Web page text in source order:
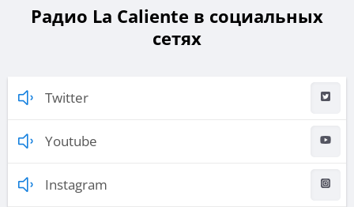
Радио La Caliente в социальных
сетях
Twitter
Youtube
Instagram